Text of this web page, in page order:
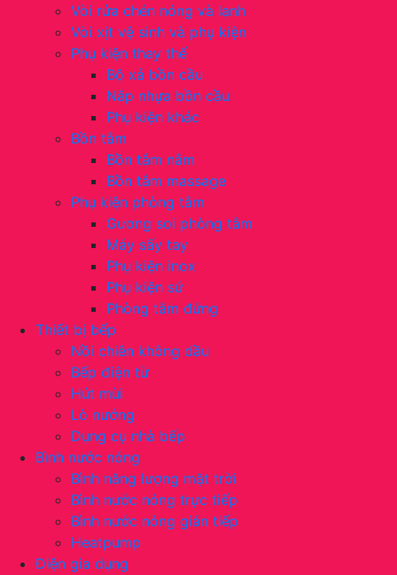
Vòi rửa chén nóng và lạnh
Vòi xịt vệ sinh và phụ kiện
Phụ kiện thay thế
Bộ xả bồn cầu
Nắp nhựa bồn cầu
Phụ kiện khác
Bồn tắm
Bồn tắm nằm
Bồn tắm massage
Phụ kiện phòng tắm
Gương soi phòng tắm
Máy sấy tay
Phụ kiện inox
Phụ kiện sứ
Phòng tắm đứng
Thiết bị bếp
Nồi chiên không dầu
Bếp điện từ
Hút mùi
Lò nướng
Dụng cụ nhà bếp
Bình nước nóng
Bình năng lượng mặt trời
Bình nước nóng trực tiếp
Bình nước nóng gián tiếp
Heatpump
Điện gia dụng